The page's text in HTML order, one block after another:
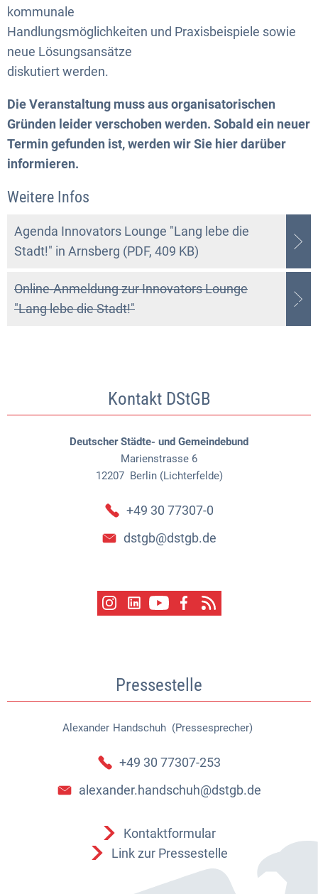
kommunale
Handlungsmöglichkeiten und Praxisbeispiele sowie
neue Lösungsansätze
diskutiert werden.
Die Veranstaltung muss aus organisatorischen
Gründen leider verschoben werden. Sobald ein neuer
Termin gefunden ist, werden wir Sie hier darüber
informieren.
Weitere Infos
Agenda Innovators Lounge "Lang lebe die
Stadt!" in Arnsberg (PDF, 409 KB)
Online-Anmeldung zur Innovators Lounge
"Lang lebe die Stadt!"
Kontakt DStGB
Deutscher Städte- und Gemeindebund
Marienstrasse 6
12207 Berlin (Lichterfelde)
+49 30 77307-0
dstgb@dstgb.de
Pressestelle
Alexander Handschuh (Pressesprecher)
Alexander Handschuh
+49 30 77307-253
alexander.handschuh@dstgb.de
Kontaktformular
Link zur Pressestelle